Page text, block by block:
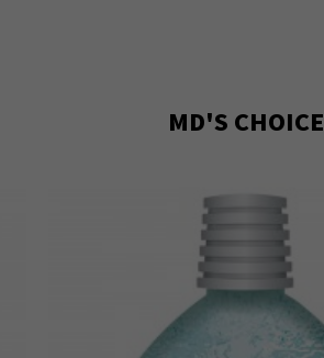
MD'S CHOICE